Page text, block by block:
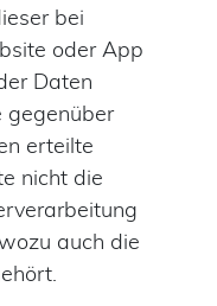
bei
oder App
Daten
gegenüber
erteilte
nicht die
auch die